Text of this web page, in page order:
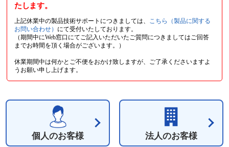
たします。
上記休業中の製品技術サポートにつきましては、
こちら（製品に関する
お問い合わせ） にて受付いたしております。
（期間中にWeb窓口にてご記入いただいたご質問につきましてはご回答
までお時間を頂く場合がございます。）
休業期間中は何かとご不便をおかけ致しますが、ご了承くださいますよ
うお願い申し上げます。
個人のお客様 法人のお客様